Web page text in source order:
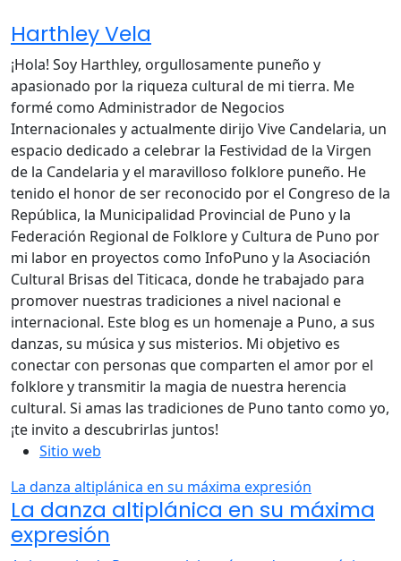
Harthley Vela
¡Hola! Soy Harthley, orgullosamente puneño y
apasionado por la riqueza cultural de mi tierra. Me
formé como Administrador de Negocios
Internacionales y actualmente dirijo Vive Candelaria, un
espacio dedicado a celebrar la Festividad de la Virgen
de la Candelaria y el maravilloso folklore puneño. He
tenido el honor de ser reconocido por el Congreso de la
República, la Municipalidad Provincial de Puno y la
Federación Regional de Folklore y Cultura de Puno por
mi labor en proyectos como InfoPuno y la Asociación
Cultural Brisas del Titicaca, donde he trabajado para
promover nuestras tradiciones a nivel nacional e
internacional. Este blog es un homenaje a Puno, a sus
danzas, su música y sus misterios. Mi objetivo es
conectar con personas que comparten el amor por el
folklore y transmitir la magia de nuestra herencia
cultural. Si amas las tradiciones de Puno tanto como yo,
¡te invito a descubrirlas juntos!
Sitio web
La danza altiplánica en su máxima expresión
La danza altiplánica en su máxima
expresión